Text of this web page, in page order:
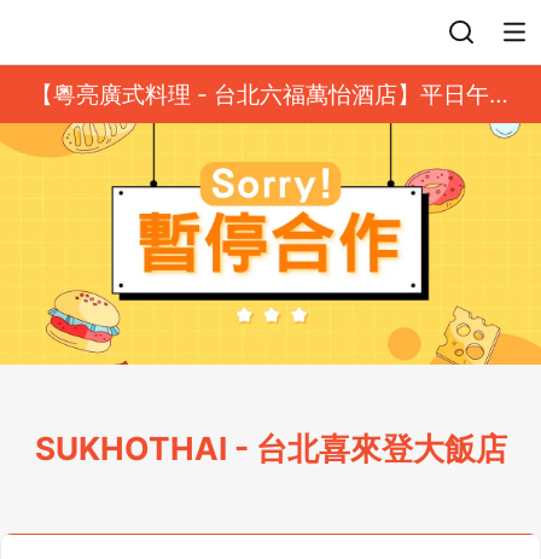
【粵亮廣式料理 - 台北六福萬怡酒店】平日午餐
8 折起｜靓港點套餐
SUKHOTHAI - 台北喜來登大飯店